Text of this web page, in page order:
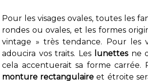
Pour les visages ovales, toutes les
rondes ou ovales, et les formes
vintage » très tendance. Pour les
adoucira vos traits. Les
lunettesne
cela accentuerait sa forme
monture rectangulaire et étroite